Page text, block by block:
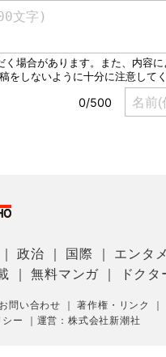
｜政治 国際 エンタメ
｜無料マンガ ドクタ
お問い合わせ ｜著作権・リンク
ー 運営：株式会社新潮社